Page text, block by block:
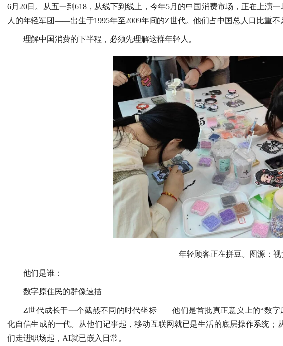
6月20日。从五一到618，从线下到线上，今年5月的中国消费市场，正在上演
人的年轻军团——出生于1995年至2009年间的Z世代。他们占中国总人口比重不
理解中国消费的下半程，必须先理解这群年轻人。
年轻顾客正在拼豆。图源：视
他们是谁：
数字原住民的群像速描
Z世代成长于一个截然不同的时代坐标——他们是首批真正意义上的“数字
化自信生成的一代。从他们记事起，移动互联网就已是生活的底层操作系统
们走进职场起，AI就已嵌入日常。